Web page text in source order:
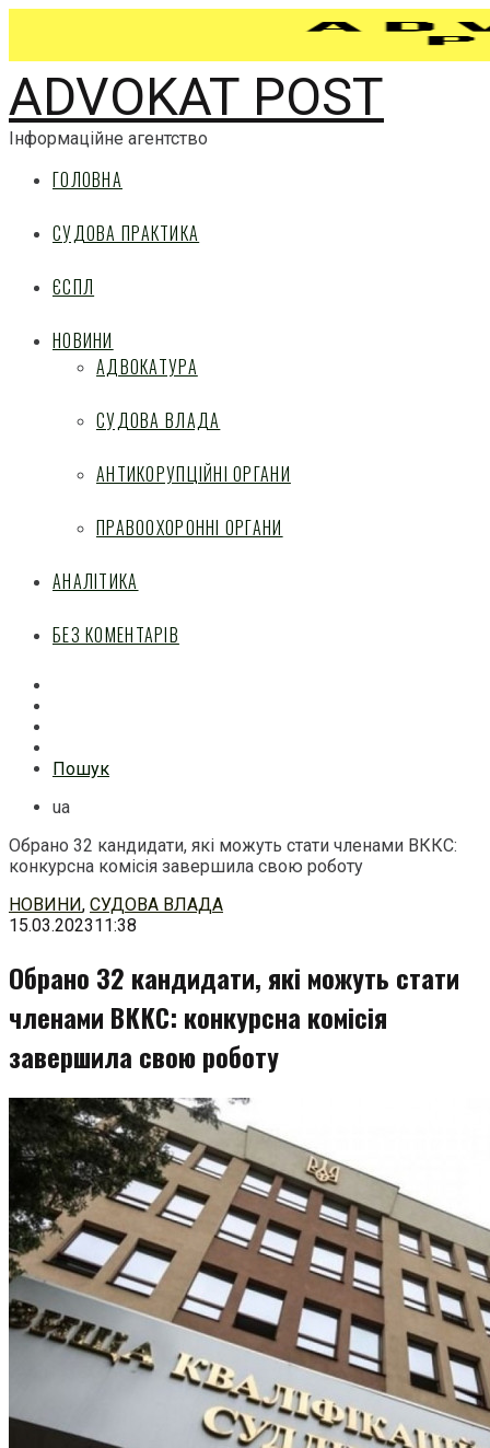
ADVOKAT POST
Інформаційне агентство
ГОЛОВНА
СУДОВА ПРАКТИКА
ЄСПЛ
НОВИНИ
АДВОКАТУРА
СУДОВА ВЛАДА
АНТИКОРУПЦІЙНІ ОРГАНИ
ПРАВООХОРОННІ ОРГАНИ
АНАЛІТИКА
БЕЗ КОМЕНТАРІВ
Пошук
ua
Обрано 32 кандидати, які можуть стати членами ВККС:
конкурсна комісія завершила свою роботу
Перейти
до
НОВИНИ, СУДОВА ВЛАДА
15.03.202311:38
Обрано 32 кандидати, які можуть стати
членами ВККС: конкурсна комісія
завершила свою роботу